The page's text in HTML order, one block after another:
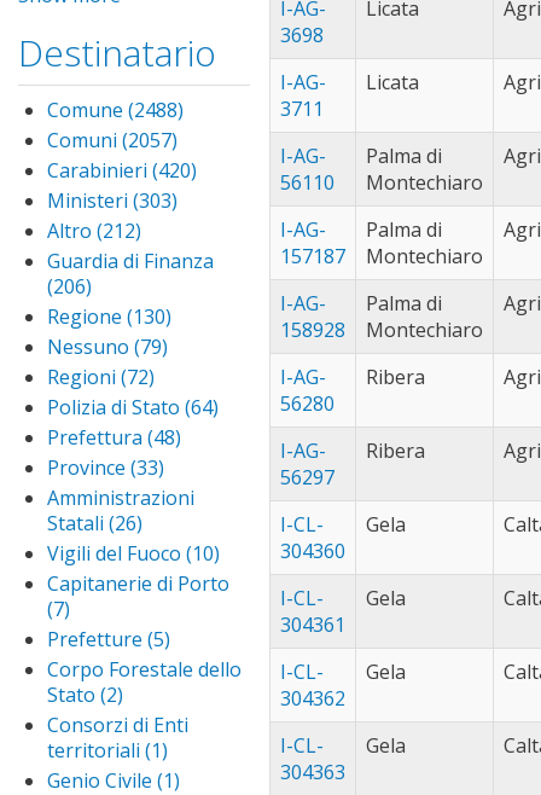
filter
(1991)
filter
partinico
filter
ramacca (25)
rometta (37)
san cataldo
(35)Apply san
cataldo filter
san giuseppe
jato (34) Apply
termini
imerese (80)
terrasini (83)
trabia (101)
filter
filter
trecastagni
trecastagni
valderice (27)
vallelunga
vallelunga
villabate (50)
vittoria (43)
sotterraneo
deposito di
derrate
filter
Destinatario
Comune (2488)
filter
Comuni (2057)
Comuni
Carabinieri (420)
Carabinieri
Ministeri (303)
filter
Altro (212)
filter
Guardia di Finanza
(206)
Finanza filter
Regione (130)
Nessuno (79)
filter
Regioni (72)
Regioni
filter
Polizia di Stato (64)
Polizia
Prefettura (48)
filter
Province (33)
Province
Amministrazioni
Statali (26)
Amministrazioni
Statali filter
Vigili del Fuoco (10)
Vigili
Capitanerie di Porto
(7)
Porto filter
Prefetture (5)
Prefetture
Corpo Forestale dello
Stato (2)
Forestale dello
Stato filter
Consorzi di Enti
territoriali (1)
Consorzi
Genio Civile (1)
I-AG-
3698
Licata
I-AG-
3711
Licata
I-AG-
56110
Palma di
Montechiaro
I-AG-
157187
Palma di
Montechiaro
I-AG-
158928
Palma di
Montechiaro
I-AG-
56280
Ribera
I-AG-
56297
Ribera
I-CL-
304360
Gela
I-CL-
304361
Gela
I-CL-
304362
Gela
I-CL-
304363
Gela